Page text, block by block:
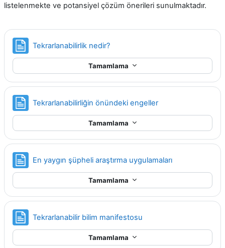
listelenmekte ve potansiyel çözüm önerileri sunulmaktadır.
Tekrarlanabilirlik nedir?Sayfa
Tamamlama
Tekrarlanabilirliğin önündeki engellerSayfa
Tamamlama
En yaygın şüpheli araştırma uygulamalarıSayfa
Tamamlama
Tekrarlanabilir bilim manifestosu
Tamamlama